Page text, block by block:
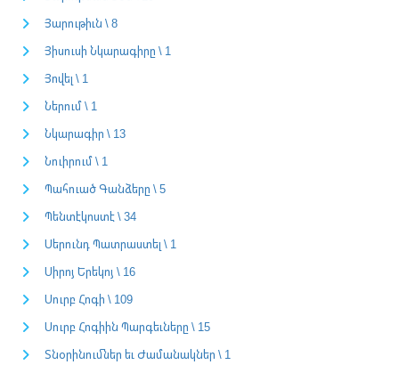
Յարութիւն \ 8
Յիսուսի Նկարագիրը \ 1
Յովել \ 1
Ներում \ 1
Նկարագիր \ 13
Նուիրում \ 1
Պահուած Գանձերը \ 5
Պենտէկոստէ \ 34
Սերունդ Պատրաստել \ 1
Սիրոյ Երեկոյ \ 16
Սուրբ Հոգի \ 109
Սուրբ Հոգիին Պարգեւները \ 15
Տնօրինումներ եւ Ժամանակներ \ 1